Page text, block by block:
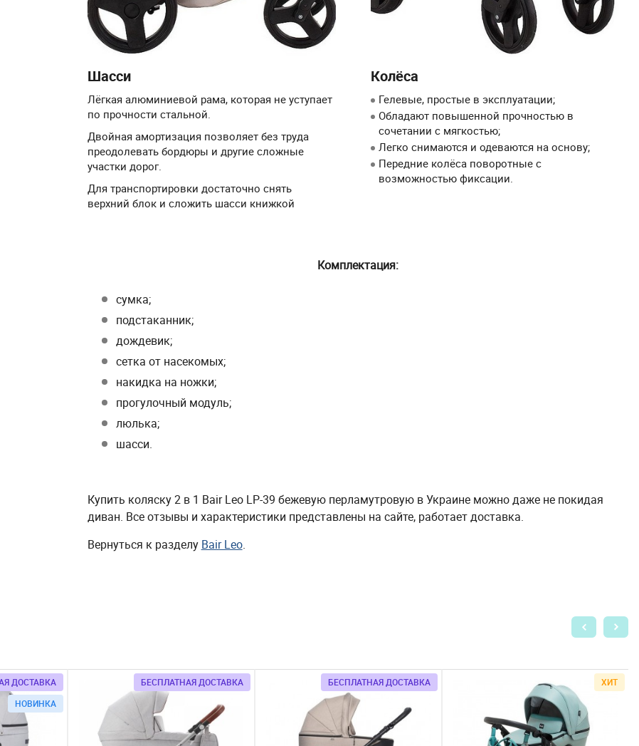
Шасси
Лёгкая алюминиевой рама, которая не уступает
по прочности стальной.
Двойная амортизация позволяет без труда
преодолевать бордюры и другие сложные
участки дорог.
Для транспортировки достаточно снять
верхний блок и сложить шасси книжкой
Колёса
Гелевые, простые в эксплуатации;
Обладают повышенной прочностью в
сочетании с мягкостью;
Легко снимаются и одеваются на основу;
Передние колёса поворотные с
возможностью фиксации.
Комплектация:
сумка;
подстаканник;
дождевик;
сетка от насекомых;
накидка на ножки;
прогулочный модуль;
люлька;
шасси.
Купить коляску 2 в 1 Bair Leo LP-39 бежевую перламутровую в Украине можно даже не покидая
диван. Все отзывы и характеристики представлены на сайте, работает доставка.
Вернуться к разделу Bair Leo.
ДОСТАВКА
НОВИНКА
БЕСПЛАТНАЯ ДОСТАВКА БЕСПЛАТНАЯ ДОСТАВКА ХИТ